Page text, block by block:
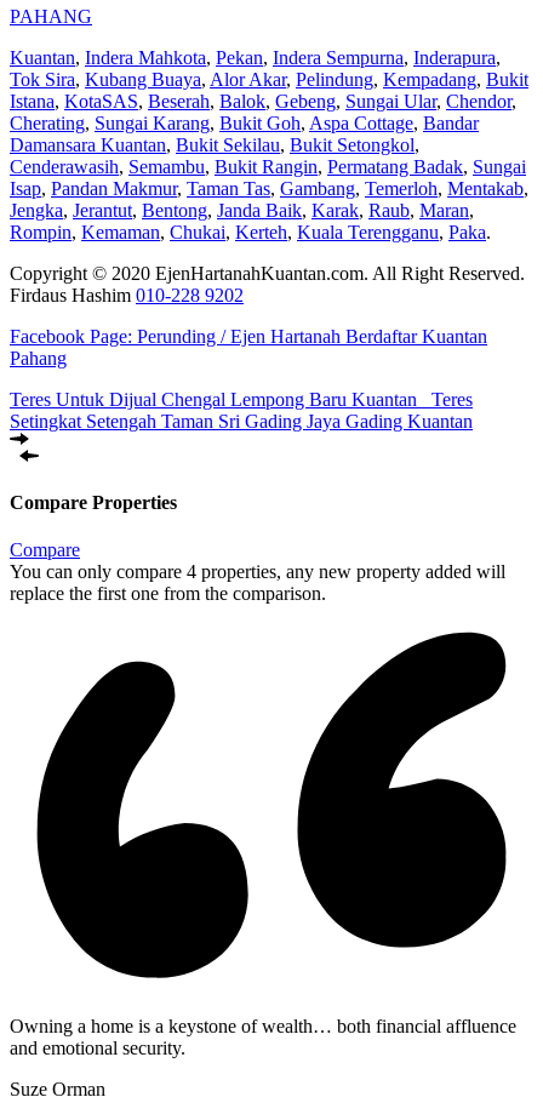
PAHANG
Kuantan, Indera Mahkota, Pekan, Indera Sempurna, Inderapura,
Tok Sira, Kubang Buaya, Alor Akar, Pelindung, Kempadang, Bukit
Istana, KotaSAS, Beserah, Balok, Gebeng, Sungai Ular, Chendor,
Cherating, Sungai Karang, Bukit Goh, Aspa Cottage, Bandar
Damansara Kuantan, Bukit Sekilau, Bukit Setongkol,
Cenderawasih, Semambu, Bukit Rangin, Permatang Badak, Sungai
Isap, Pandan Makmur, Taman Tas, Gambang, Temerloh, Mentakab,
Jengka, Jerantut, Bentong, Janda Baik, Karak, Raub, Maran,
Rompin, Kemaman, Chukai, Kerteh, Kuala Terengganu, Paka.
Copyright © 2020 EjenHartanahKuantan.com. All Right Reserved.
Firdaus Hashim 010-228 9202
Facebook Page: Perunding / Ejen Hartanah Berdaftar Kuantan
Pahang
Teres Untuk Dijual Chengal Lempong Baru Kuantan
Teres
Setingkat Setengah Taman Sri Gading Jaya Gading Kuantan
Compare Properties
Compare
You can only compare 4 properties, any new property added will
replace the first one from the comparison.
Owning a home is a keystone of wealth… both financial affluence
and emotional security.
Suze Orman